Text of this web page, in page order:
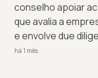
conselho apoiar
que avalia a
e envolve due
há 1 mês